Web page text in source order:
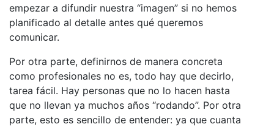
empezar a difundir nuestra “imagen” si no hemos
planificado al detalle antes qué queremos
comunicar.
Por otra parte, definirnos de manera concreta
como profesionales no es, todo hay que decirlo,
tarea fácil. Hay personas que no lo hacen hasta
que no llevan ya muchos años “rodando”. Por otra
parte, esto es sencillo de entender: ya que cuanta